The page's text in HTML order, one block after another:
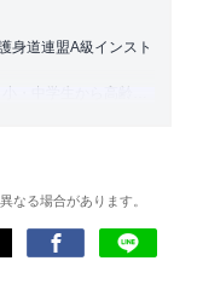
身道連盟A級インスト
・中学生から高齢者
アプリの活用法を、
いる。
なる場合があります。